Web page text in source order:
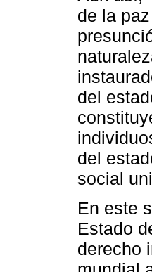
de la
del
del
social
En este
Estado
derecho